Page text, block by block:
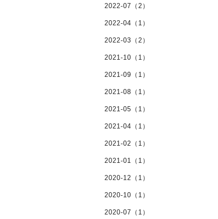
2022-07（2）
2022-04（1）
2022-03（2）
2021-10（1）
2021-09（1）
2021-08（1）
2021-05（1）
2021-04（1）
2021-02（1）
2021-01（1）
2020-12（1）
2020-10（1）
2020-07（1）